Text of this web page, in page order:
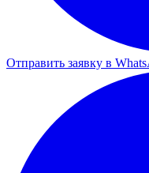
Отправить заявку в